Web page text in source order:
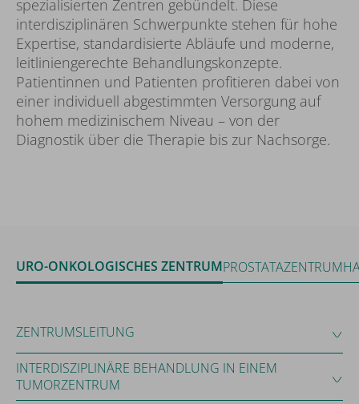
spezialisierten Zentren gebündelt. Diese
interdisziplinären Schwerpunkte stehen für hohe
Expertise, standardisierte Abläufe und moderne,
leitliniengerechte Behandlungskonzepte.
Patientinnen und Patienten profitieren dabei von
einer individuell abgestimmten Versorgung auf
hohem medizinischem Niveau – von der
Diagnostik über die Therapie bis zur Nachsorge.
URO-ONKOLOGISCHES ZENTRUMPROSTATAZENTRUM
ZENTRUMSLEITUNG
INTERDISZIPLINÄRE BEHANDLUNG IN EINEM
TUMORZENTRUM